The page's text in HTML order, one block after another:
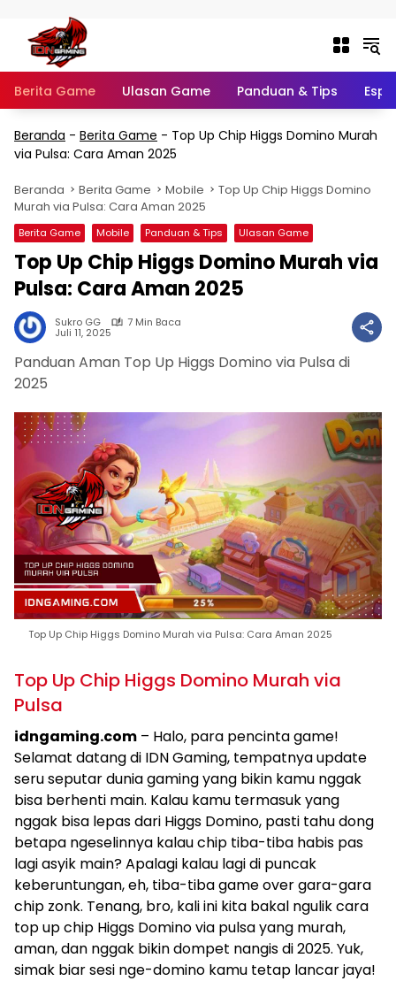
Berita Game Ulasan Game Panduan & Tips
Beranda - Berita Game - Top Up Chip Higgs Domino Murah
via Pulsa: Cara Aman 2025
Beranda Berita Game Mobile
Top Up Chip Higgs Domino
Murah via Pulsa: Cara Aman 2025
Berita Game Mobile Panduan & Tips Ulasan Game
Top Up Chip Higgs Domino Murah via
Pulsa: Cara Aman 2025
Sukro GG 7 Min Baca
Juli 11, 2025
Panduan Aman Top Up Higgs Domino via Pulsa di
2025
Top Up Chip Higgs Domino Murah via Pulsa: Cara Aman 2025
Top Up Chip Higgs Domino Murah via
Pulsa
idngaming.com – Halo, para pencinta game!
Selamat datang di IDN Gaming, tempatnya update
seru seputar dunia gaming yang bikin kamu nggak
bisa berhenti main. Kalau kamu termasuk yang
nggak bisa lepas dari Higgs Domino, pasti tahu dong
betapa ngeselinnya kalau chip tiba-tiba habis pas
lagi asyik main? Apalagi kalau lagi di puncak
keberuntungan, eh, tiba-tiba game over gara-gara
chip zonk. Tenang, bro, kali ini kita bakal ngulik cara
top up chip Higgs Domino via pulsa yang murah,
aman, dan nggak bikin dompet nangis di 2025. Yuk,
simak biar sesi nge-domino kamu tetap lancar jaya!